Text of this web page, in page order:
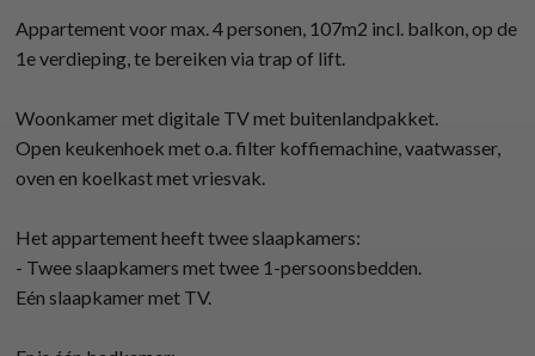
Appartement voor max. 4 personen, 107m2 incl. balkon, op de
1e verdieping, te bereiken via trap of lift.
Woonkamer met digitale TV met buitenlandpakket.
Open keukenhoek met o.a. filter koffiemachine, vaatwasser,
oven en koelkast met vriesvak.
Het appartement heeft twee slaapkamers:
- Twee slaapkamers met twee 1-persoonsbedden.
Eén slaapkamer met TV.